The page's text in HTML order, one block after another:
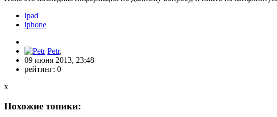
ipad
iphone
Petr,
09 июня 2013, 23:48
рейтинг: 0
x
Похожие топики: